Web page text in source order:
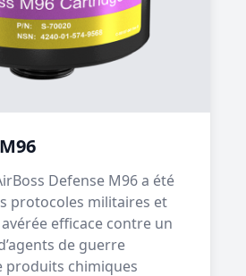
Defense M96 a été
protocoles militaires et
avérée efficace contre un
de guerre
produits chimiques